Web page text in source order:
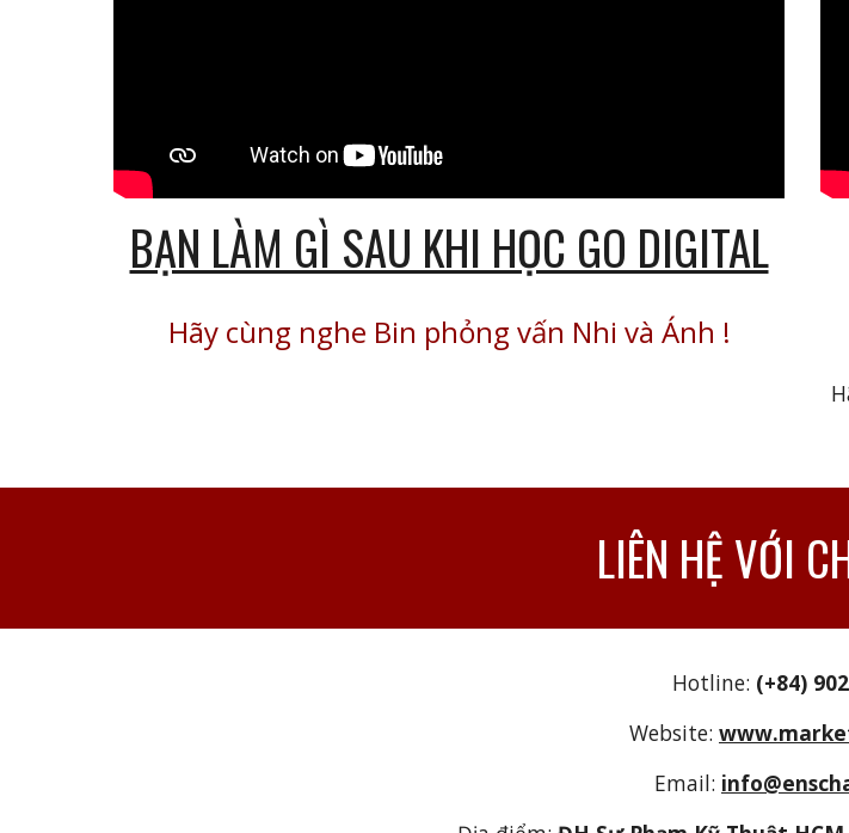
BẠN LÀM GÌ SAU KHI HỌC GO DIGITAL
Hãy cùng nghe Bin phỏng vấn Nhi và Ánh !
LIÊN HỆ VỚI
Hotline: (+84)
Website:
Email: